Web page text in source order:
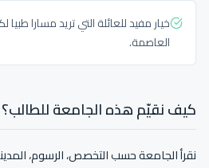
خيار مفيد للعائلة التي تريد مسارا
العاصمة.
كيف نقيّم هذه الجامعة للطالب؟
نقرأ الجامعة حسب التخصص، الرسوم،